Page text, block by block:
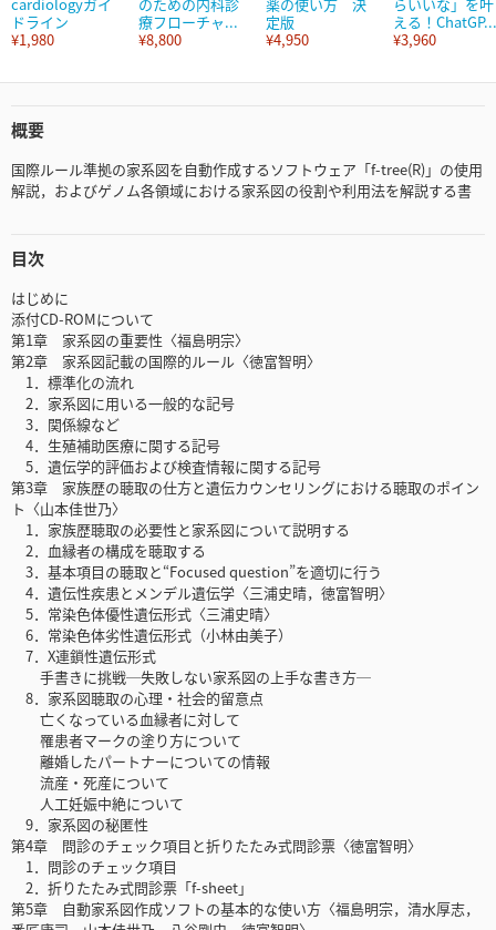
ドライン
¥1,980
療フローチャ...
¥8,800
定版
¥4,950
える！ChatGP...
¥3,960
概要
国際ルール準拠の家系図を自動作成するソフトウェア「f-tree(R)」の使用
解説，およびゲノム各領域における家系図の役割や利用法を解説する書
目次
はじめに
添付CD-ROMについて
第1章 家系図の重要性〈福島明宗〉
第2章 家系図記載の国際的ルール〈徳富智明〉
1．標準化の流れ
2．家系図に用いる一般的な記号
3．関係線など
4．生殖補助医療に関する記号
5．遺伝学的評価および検査情報に関する記号
第3章 家族歴の聴取の仕方と遺伝カウンセリングにおける聴取のポイン
ト〈山本佳世乃〉
1．家族歴聴取の必要性と家系図について説明する
2．血縁者の構成を聴取する
3．基本項目の聴取と“Focused question”を適切に行う
4．遺伝性疾患とメンデル遺伝学〈三浦史晴，徳富智明〉
5．常染色体優性遺伝形式〈三浦史晴〉
6．常染色体劣性遺伝形式（小林由美子）
7．X連鎖性遺伝形式
手書きに挑戦─失敗しない家系図の上手な書き方─
8．家系図聴取の心理・社会的留意点
亡くなっている血縁者に対して
罹患者マークの塗り方について
離婚したパートナーについての情報
流産・死産について
人工妊娠中絶について
9．家系図の秘匿性
第4章 問診のチェック項目と折りたたみ式問診票〈徳富智明〉
1．問診のチェック項目
2．折りたたみ式問診票「f-sheet」
第5章 自動家系図作成ソフトの基本的な使い方〈福島明宗，清水厚志，